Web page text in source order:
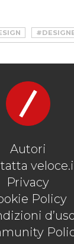
#MAUTO
Autori
Privacy
Policy